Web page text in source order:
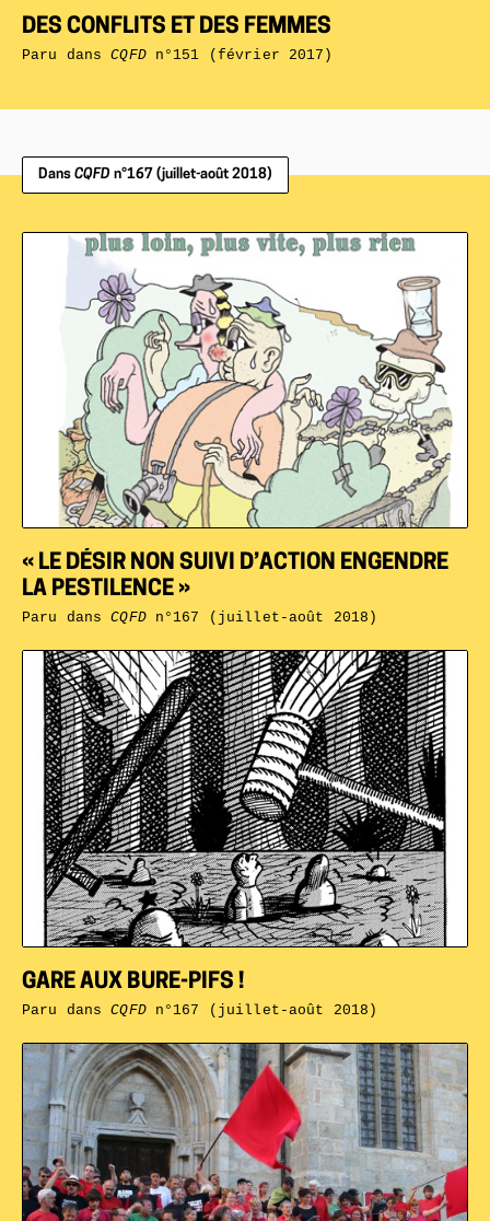
DES CONFLITS ET DES FEMMES
Paru dansCQFDn°151 (février 2017)
Dans CQFD n°167 (juillet-août 2018)
GARE AUX BURE-PIFS !
Paru dansCQFDn°167 (juillet-août 2018)
« LE DÉSIR NON SUIVI D’ACTION ENGENDRE
LA PESTILENCE »
Paru dansCQFDn°167 (juillet-août 2018)